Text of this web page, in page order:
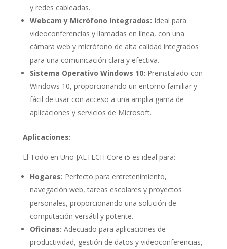
y redes cableadas.
Webcam y Micrófono Integrados: Ideal para
videoconferencias y llamadas en línea, con una
cámara web y micrófono de alta calidad integrados
para una comunicación clara y efectiva.
Sistema Operativo Windows 10: Preinstalado con
Windows 10, proporcionando un entorno familiar y
fácil de usar con acceso a una amplia gama de
aplicaciones y servicios de Microsoft.
Aplicaciones:
El Todo en Uno JALTECH Core i5 es ideal para:
Hogares: Perfecto para entretenimiento,
navegación web, tareas escolares y proyectos
personales, proporcionando una solución de
computación versátil y potente.
Oficinas: Adecuado para aplicaciones de
productividad, gestión de datos y videoconferencias,